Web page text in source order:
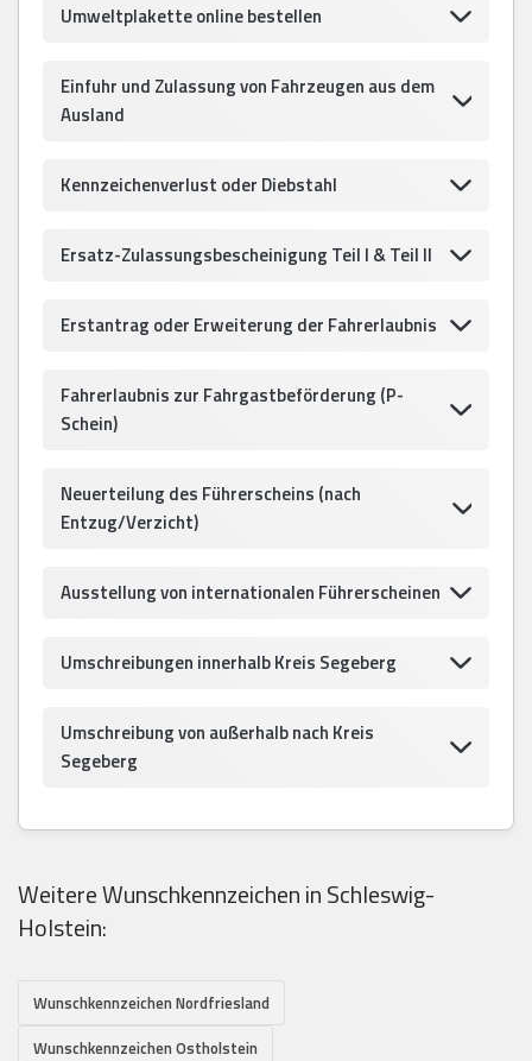
Umweltplakette online bestellen
Einfuhr und Zulassung von Fahrzeugen aus dem
Ausland
Kennzeichenverlust oder Diebstahl
Ersatz-Zulassungsbescheinigung Teil I & Teil II
Erstantrag oder Erweiterung der Fahrerlaubnis
Fahrerlaubnis zur Fahrgastbeförderung (P-
Schein)
Neuerteilung des Führerscheins (nach
Entzug/Verzicht)
Ausstellung von internationalen Führerscheinen
Umschreibungen innerhalb Kreis Segeberg
Umschreibung von außerhalb nach Kreis
Segeberg
Weitere Wunschkennzeichen in Schleswig-
Holstein:
Wunschkennzeichen Nordfriesland
Wunschkennzeichen Ostholstein